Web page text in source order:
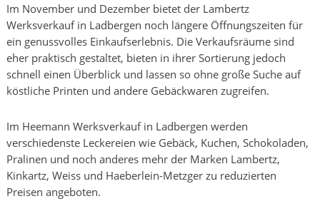
Im November und Dezember bietet der Lambertz
Werksverkauf in Ladbergen noch längere Öffnungszeiten für
ein genussvolles Einkaufserlebnis. Die Verkaufsräume sind
eher praktisch gestaltet, bieten in ihrer Sortierung jedoch
schnell einen Überblick und lassen so ohne große Suche auf
köstliche Printen und andere Gebäckwaren zugreifen.
Im Heemann Werksverkauf in Ladbergen werden
verschiedenste Leckereien wie Gebäck, Kuchen, Schokoladen,
Pralinen und noch anderes mehr der Marken Lambertz,
Kinkartz, Weiss und Haeberlein-Metzger zu reduzierten
Preisen angeboten.